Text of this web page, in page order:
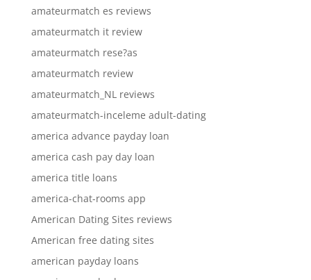
amateurmatch es reviews
amateurmatch it review
amateurmatch rese?as
amateurmatch review
amateurmatch_NL reviews
amateurmatch-inceleme adult-dating
america advance payday loan
america cash pay day loan
america title loans
america-chat-rooms app
American Dating Sites reviews
American free dating sites
american payday loans